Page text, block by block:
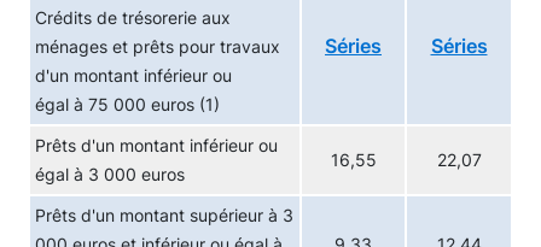
Crédits de trésorerie aux
ménages et prêts pour travaux
d'un montant inférieur ou
égal à 75 000 euros (1)
Séries Séries
Prêts d'un montant inférieur ou
égal à 3 000 euros
16,55 22,07
Prêts d'un montant supérieur à 3